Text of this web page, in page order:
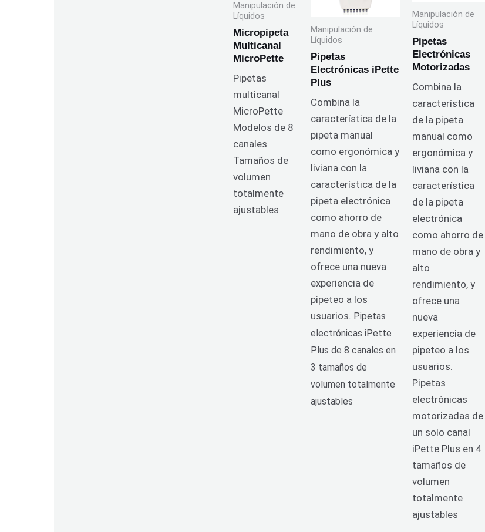
Manipulación de
Líquidos
Micropipeta
Multicanal
MicroPette
Pipetas
multicanal
MicroPette
Modelos de 8
canales
Tamaños de
volumen
totalmente
ajustables
Manipulación de
Líquidos
Pipetas
Electrónicas iPette
Plus
Combina la
característica de la
pipeta manual
como ergonómica y
liviana con la
característica de la
pipeta electrónica
como ahorro de
mano de obra y alto
rendimiento, y
ofrece una nueva
experiencia de
pipeteo a los
usuarios. Pipetas
electrónicas iPette
Plus de 8 canales en
3 tamaños de
volumen totalmente
ajustables
Manipulación de
Líquidos
Pipetas
Electrónicas
Motorizadas
Combina la
característica
de la pipeta
manual como
ergonómica y
liviana con la
característica
de la pipeta
electrónica
como ahorro de
mano de obra y
alto
rendimiento, y
ofrece una
nueva
experiencia de
pipeteo a los
usuarios.
Pipetas
electrónicas
motorizadas de
un solo canal
iPette Plus en 4
tamaños de
volumen
totalmente
ajustables